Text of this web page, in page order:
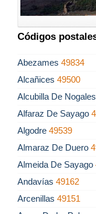
Códigos
Abezames 49834
Alcañices 49500
Alcubilla De Nogales
Alfaraz De Sayago
Algodre 49539
Almaraz De Duero
Almeida De Sayago
Andavías 49162
Arcenillas 49151